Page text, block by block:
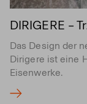
DIRIGERE –
Das Design der
Dirigere ist eine
Eisenwerke.